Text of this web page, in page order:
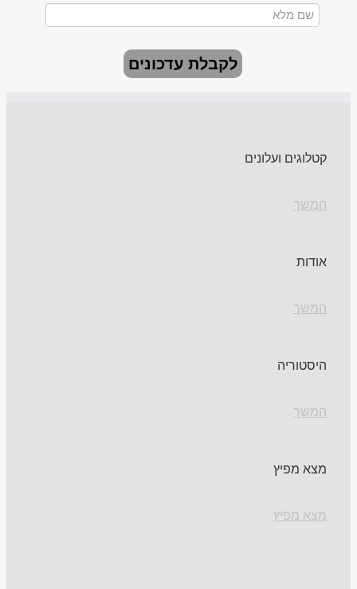
לקבלת עדכונים
קטלוגים ועלונים
המשך
אודות
המשך
היסטוריה
המשך
מצא מפיץ
מצא מפיץ